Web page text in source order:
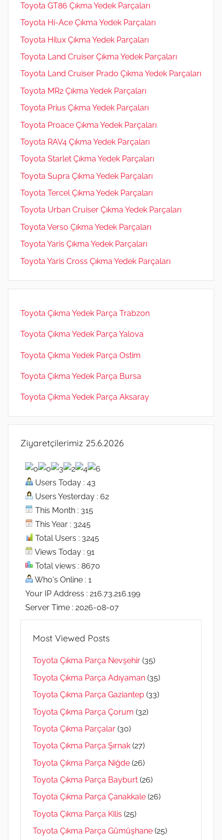
Toyota GT86 Çıkma Yedek Parçaları
Toyota Hi-Ace Çıkma Yedek Parçaları
Toyota Hilux Çıkma Yedek Parçaları
Toyota Land Cruiser Çıkma Yedek Parçaları
Toyota Land Cruiser Prado Çıkma Yedek Parçaları
Toyota MR2 Çıkma Yedek Parçaları
Toyota Prius Çıkma Yedek Parçaları
Toyota Proace Çıkma Yedek Parçaları
Toyota RAV4 Çıkma Yedek Parçaları
Toyota Starlet Çıkma Yedek Parçaları
Toyota Supra Çıkma Yedek Parçaları
Toyota Tercel Çıkma Yedek Parçaları
Toyota Urban Cruiser Çıkma Yedek Parçaları
Toyota Verso Çıkma Yedek Parçaları
Toyota Yaris Çıkma Yedek Parçaları
Toyota Yaris Cross Çıkma Yedek Parçaları
Toyota Çıkma Yedek Parça Trabzon
Toyota Çıkma Yedek Parça Yalova
Toyota Çıkma Yedek Parça Ostim
Toyota Çıkma Yedek Parça Bursa
Toyota Çıkma Yedek Parça Aksaray
Ziyaretçilerimiz 25.6.2026
Users Today : 43
Users Yesterday : 62
This Month : 315
This Year : 3245
Total Users : 3245
Views Today : 91
Total views : 8670
Who's Online : 1
Your IP Address : 216.73.216.199
Server Time : 2026-08-07
Most Viewed Posts
Toyota Çıkma Parça Nevşehir (35)
Toyota Çıkma Parça Adıyaman (35)
Toyota Çıkma Parça Gaziantep (33)
Toyota Çıkma Parça Çorum (32)
Toyota Çıkma Parçalar (30)
Toyota Çıkma Parça Şırnak (27)
Toyota Çıkma Parça Niğde (26)
Toyota Çıkma Parça Bayburt (26)
Toyota Çıkma Parça Çanakkale (26)
Toyota Çıkma Parça Kilis (25)
Toyota Çıkma Parça Gümüşhane (25)